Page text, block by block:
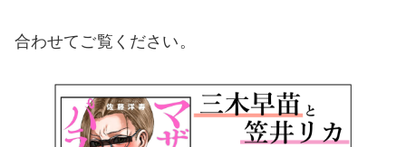
合わせてご覧ください。